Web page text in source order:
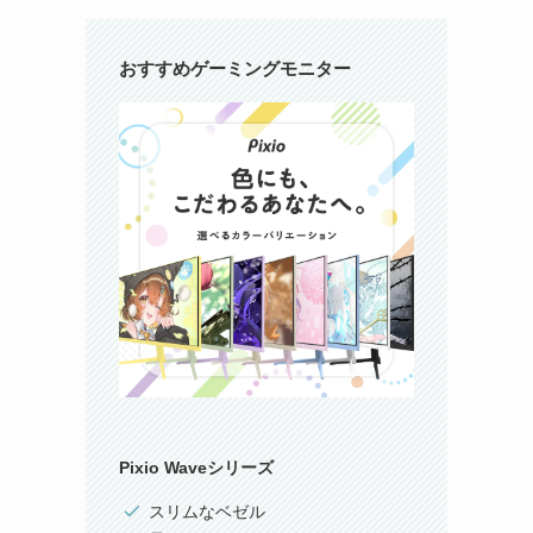
おすすめゲーミングモニター
Pixio Waveシリーズ
スリムなベゼル